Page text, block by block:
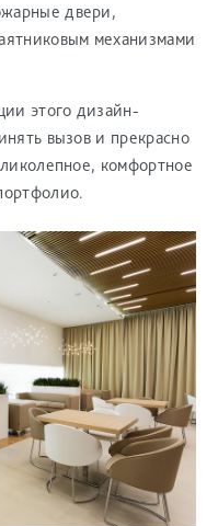
двери,
механизмами
этого дизайн-
вызов и прекрасно
комфортное